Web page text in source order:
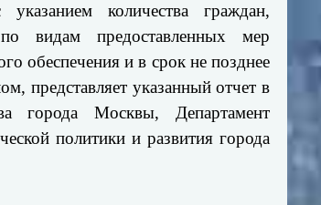
количества граждан,
видам предоставленных мер
обеспечения и в срок не позднее
представляет указанный отчет в
города Москвы, Департамент
политики и развития города